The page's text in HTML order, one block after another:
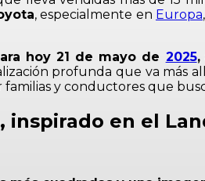
, especialmente en Europa
hoy 21 de mayo de 2025,
profunda que va más
y conductores que
en el